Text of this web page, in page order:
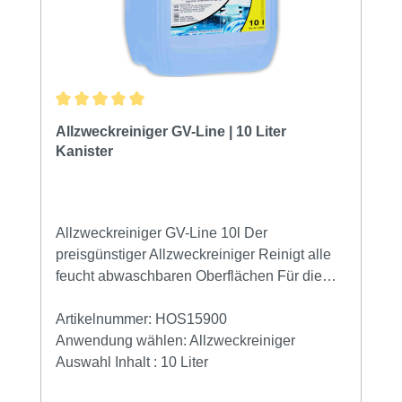
Allzweckreiniger GV-Line | 10 Liter
Kanister
Allzweckreiniger GV-Line 10l Der
preisgünstiger Allzweckreiniger Reinigt alle
feucht abwaschbaren Oberflächen Für die
Dosierung 100ml auf 1 Eimer Wasser GV-
QualitätDer preisgünstiger Allzweckreiniger
ist geeignet für Böden, Fenster und Rahmen,
Artikelnummer: HOS15900
Anwendung wählen: Allzweckreiniger
Auswahl Inhalt : 10 Liter